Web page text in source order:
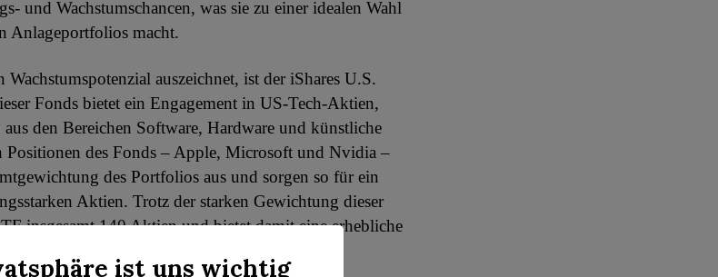
und Wachstumschancen, was sie zu einer idealen Wahl
Anlageportfolios macht.
auszeichnet, ist der iShares U.S.
Fonds bietet ein Engagement in US-Tech-Aktien,
den Bereichen Software, Hardware und künstliche
Positionen des Fonds – Apple, Microsoft und Nvidia –
des Portfolios aus und sorgen so für ein
Aktien. Trotz der starken Gewichtung dieser
insgesamt 140 Aktien und bietet damit eine erhebliche
ist uns wichtig